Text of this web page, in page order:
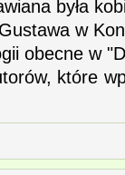
była
w
obecne w
które